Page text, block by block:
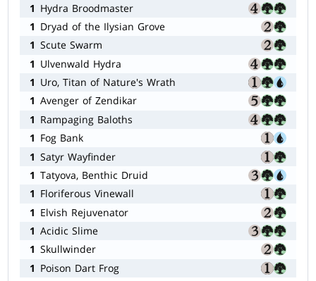
1 Hydra Broodmaster
1 Dryad of the Ilysian Grove
1 Scute Swarm
1 Ulvenwald Hydra
1 Uro, Titan of Nature's Wrath
1 Avenger of Zendikar
1 Rampaging Baloths
1 Fog Bank
1 Satyr Wayfinder
1 Tatyova, Benthic Druid
1 Floriferous Vinewall
1 Elvish Rejuvenator
1 Acidic Slime
1 Skullwinder
1 Poison Dart Frog